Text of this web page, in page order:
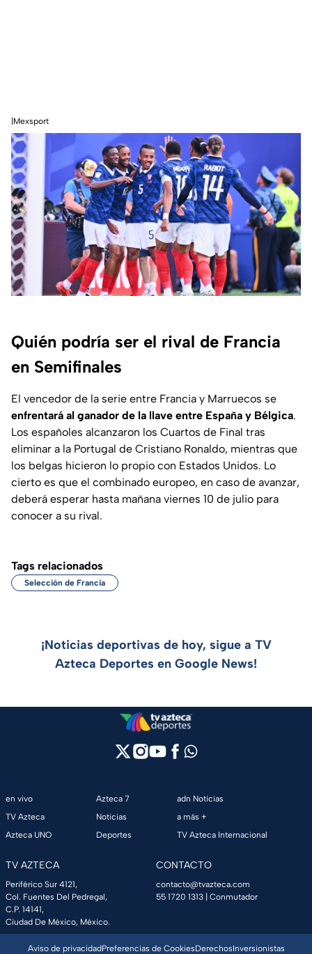
|Mexsport
Quién podría ser el rival de Francia
en Semifinales
El vencedor de la serie entre Francia y Marruecos se
enfrentará al ganador de la llave entre España y Bélgica.
Los españoles alcanzaron los Cuartos de Final tras
eliminar a la Portugal de Cristiano Ronaldo, mientras que
los belgas hicieron lo propio con Estados Unidos. Lo
cierto es que el combinado europeo, en caso de avanzar,
deberá esperar hasta mañana viernes 10 de julio para
conocer a su rival.
Tags relacionados
Selección de Francia
¡Noticias deportivas de hoy, sigue a TV
Azteca Deportes en Google News!
en vivo
TV Azteca
Azteca UNO
Azteca 7
Noticias
Deportes
adn Noticias
a más +
TV Azteca Internacional
TV AZTECA
Periférico Sur 4121,
Col. Fuentes Del Pedregal,
C.P. 14141,
Ciudad De México, México.
CONTACTO
contacto@tvazteca.com
55 1720 1313 | Conmutador
Aviso de privacidadPreferencias de CookiesDerechosInversionistas